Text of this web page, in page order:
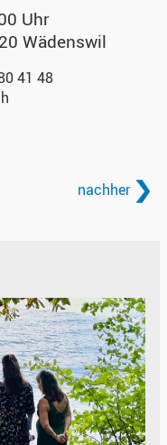
Uhr
Wädenswil
41 48
nachher